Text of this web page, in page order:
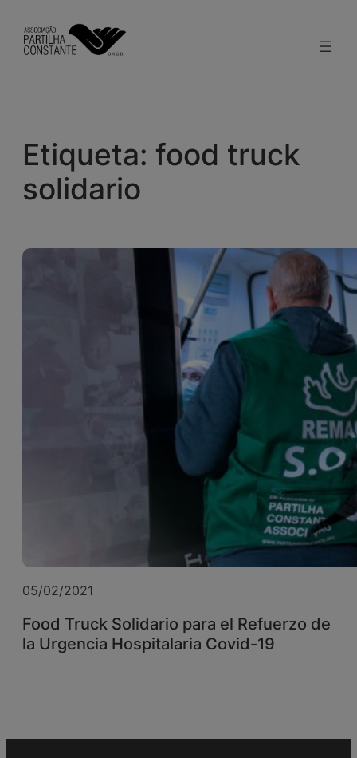
contenido
Etiqueta: food truck
solidario
05/02/2021
Food Truck Solidario para el Refuerzo de
la Urgencia Hospitalaria Covid-19